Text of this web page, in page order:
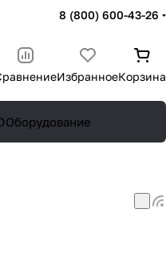
8 (800) 600-43-26
ИзбранноеКорзина
Оборудование